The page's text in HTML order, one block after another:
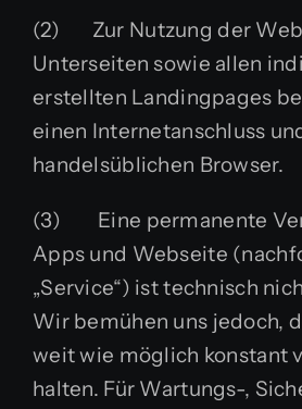
(2) Zur Nutzung der
Unterseiten sowie allen
erstellten Landingpages
einen Internetanschluss
handelsüblichen Browser.
(3) Eine permanente
Apps und Webseite
„Service“) ist technisch
Wir bemühen uns jedoch,
weit wie möglich konstant
halten. Für Wartungs-,